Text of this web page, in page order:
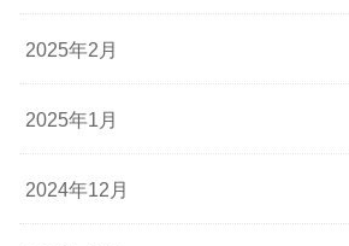
2025年2月
2025年1月
2024年12月